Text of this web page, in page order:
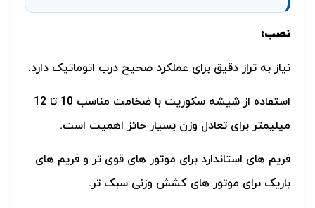
نصب:
نیاز به تراز دقیق برای عملکرد صحیح درب اتوماتیک دارد.
استفاده از شیشه سکوریت با ضخامت مناسب 10 تا 12
میلیمتر برای تعادل وزن بسیار حائز اهمیت است.
فریم های استاندارد برای موتور های قوی تر و فریم های
باریک برای موتور های کشش وزنی سبک تر.